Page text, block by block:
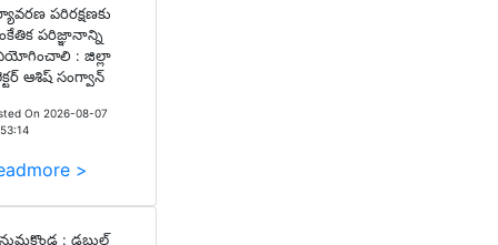
పరిరక్షణకు
పరిజ్ఞానాన్ని
: జిల్లా
ఆశిష్ సంగ్వాన్
On 2026-08-07
>
: డబుల్